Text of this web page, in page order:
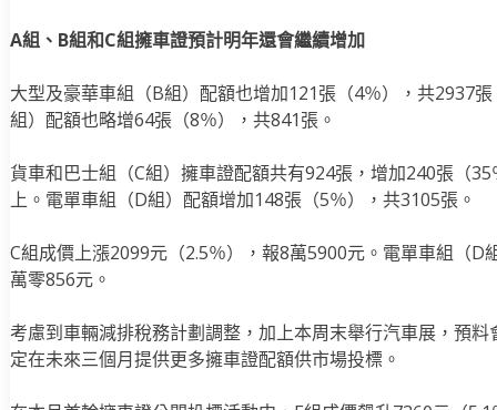
A組、B組和C組擁車證預計明年還會繼續增加
大型及豪華車組（B組）配額也增加121張（4％），共2937
組）配額也略增64張（8％），共841張。
貨車和巴士組（C組）擁車證配額共有924張，增加240張（
上。電單車組（D組）配額增加148張（5％），共3105張。
C組成價上漲2099元（2.5％），報8萬5900元。電單車組（D
萬零856元。
考慮到車輛減排稅務計劃調整，加上本周末舉行汽車展，預
定在未來三個月提供更多擁車證配額供市場投標。